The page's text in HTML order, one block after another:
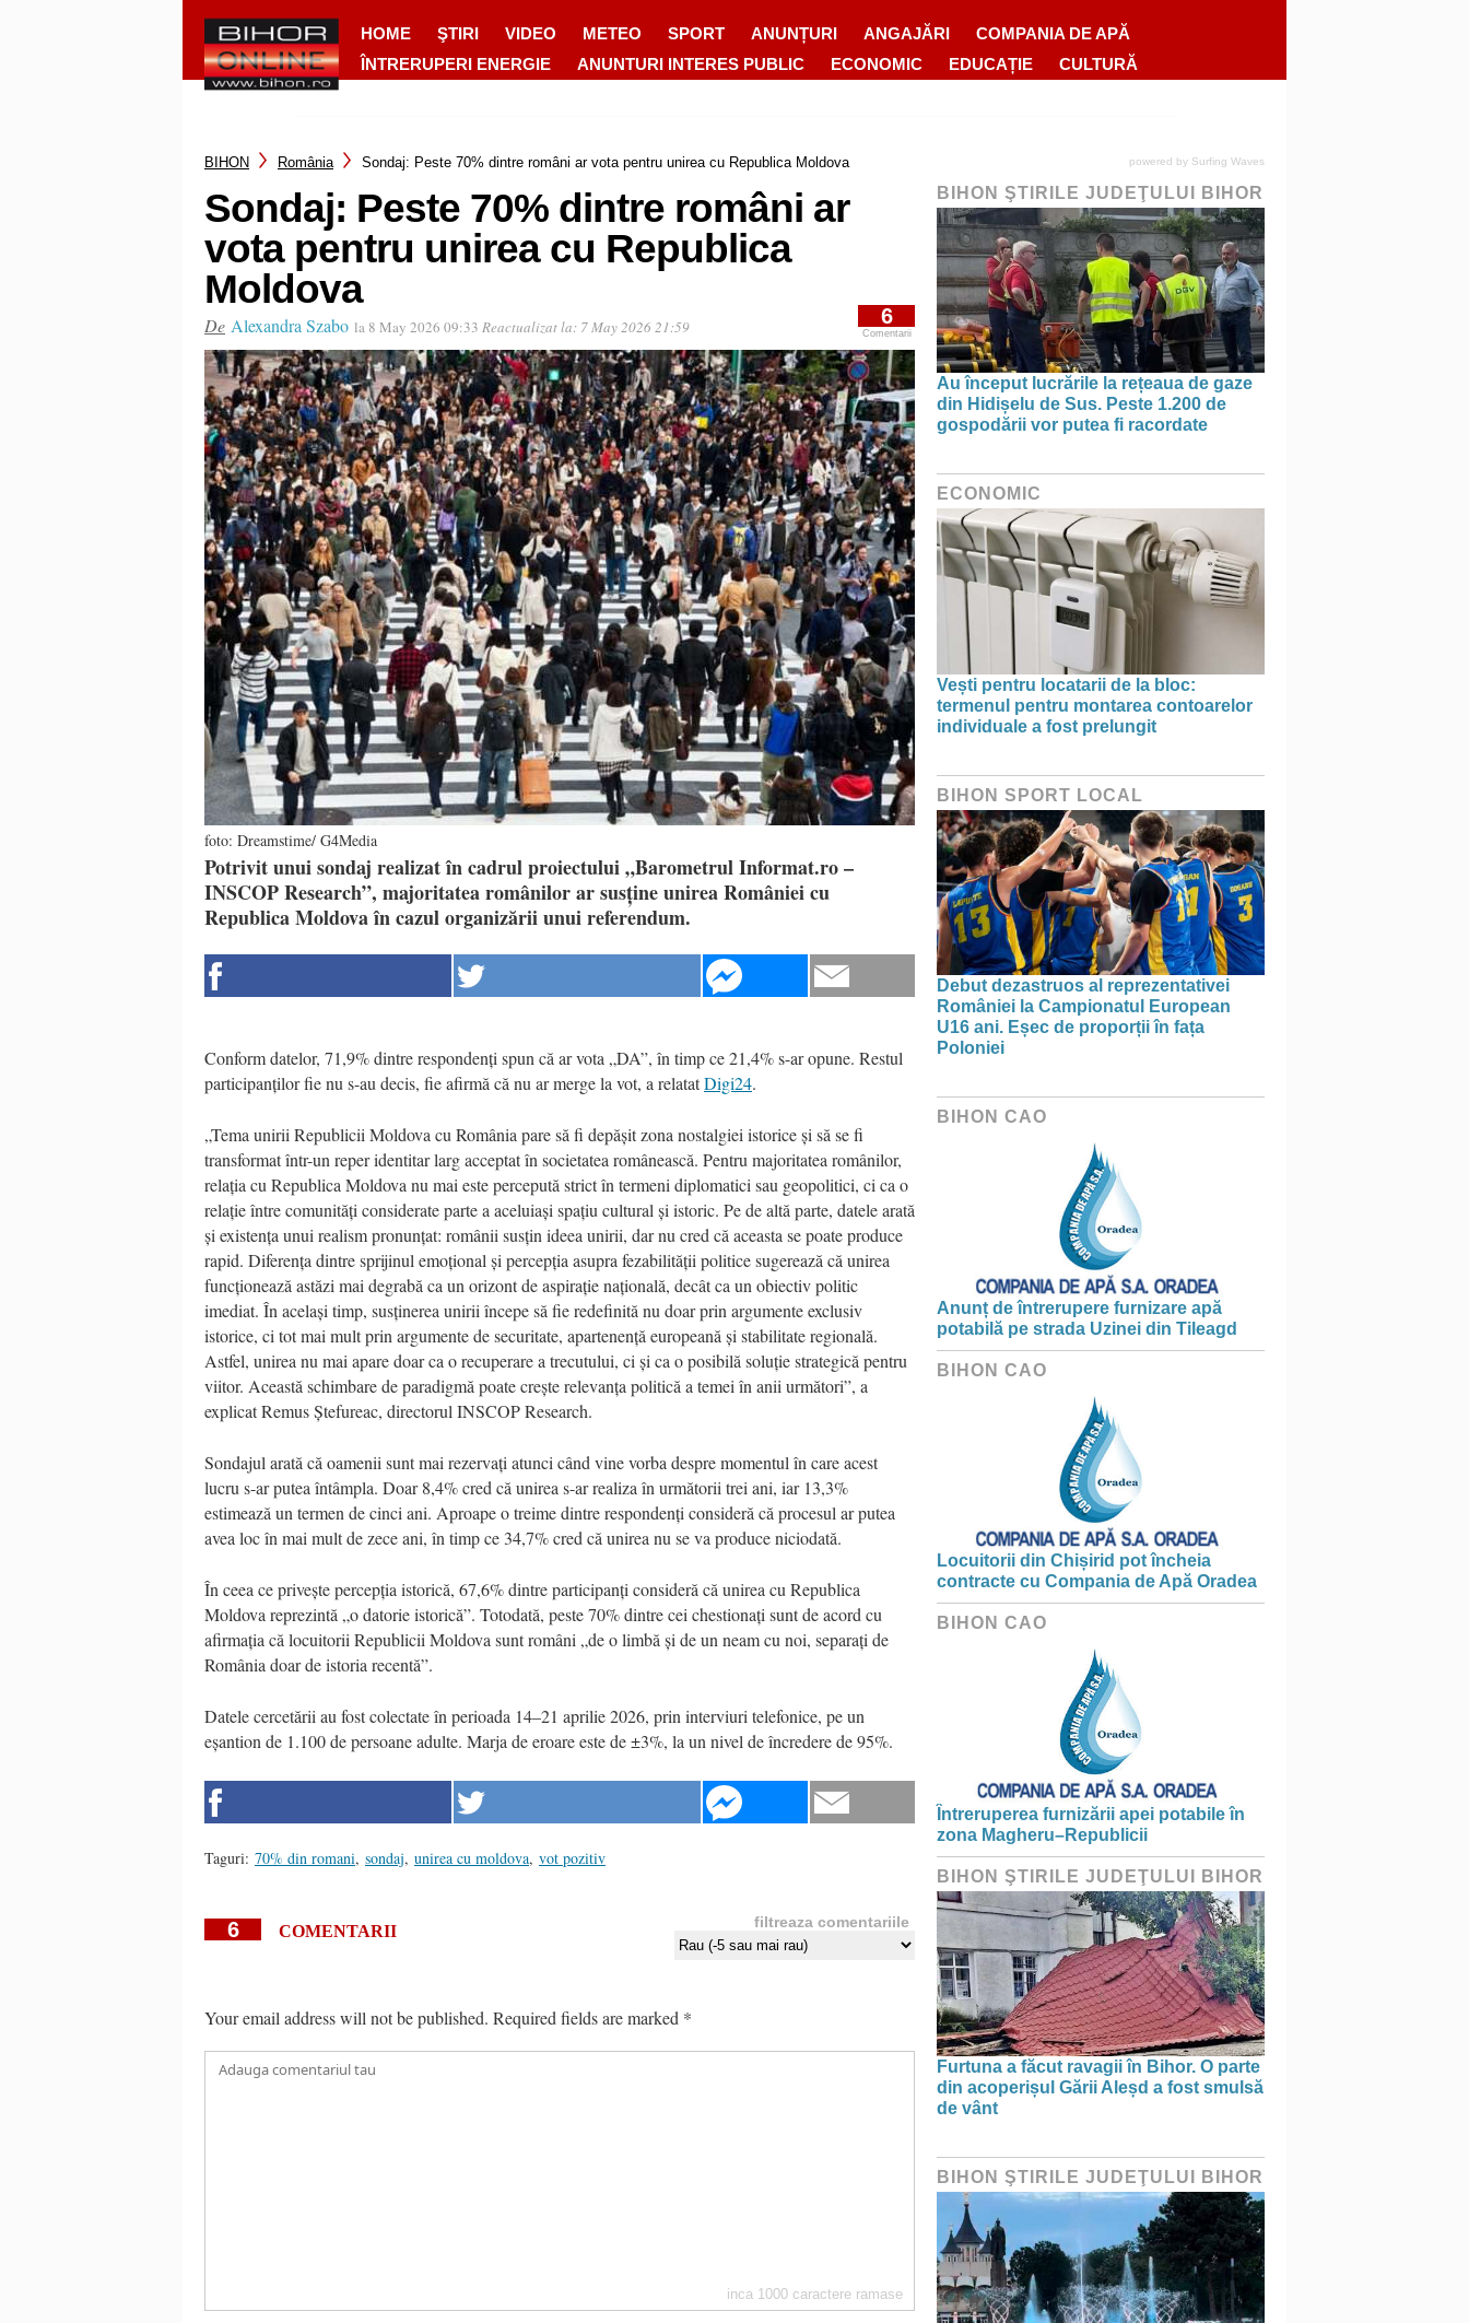
HOME ŞTIRI VIDEO METEO SPORT ANUNȚURI ANGAJĂRI
COMPANIA DE APĂ
ÎNTRERUPERI ENERGIE
ANUNTURI INTERES PUBLIC ECONOMIC EDUCAȚIE CULTURĂ
BIHON România Sondaj: Peste 70% dintre români ar vota pentru unirea cu Republica Moldova
Sondaj: Peste 70% dintre români ar
vota pentru unirea cu Republica
Moldova
De Alexandra Szabo la 8 May 2026 09:33 Reactualizat la: 7 May 2026 21:59 6
Comentarii
foto: Dreamstime/ G4Media
Potrivit unui sondaj realizat în cadrul proiectului „Barometrul Informat.ro –
INSCOP Research”, majoritatea românilor ar susține unirea României cu
Republica Moldova în cazul organizării unui referendum.
Conform datelor, 71,9% dintre respondenți spun că ar vota „DA”, în timp ce 21,4% s-ar opune. Restul
participanților fie nu s-au decis, fie afirmă că nu ar merge la vot, a relatatDigi24.
„Tema unirii Republicii Moldova cu România pare să fi depășit zona nostalgiei istorice și să se fi
transformat într-un reper identitar larg acceptat în societatea românească. Pentru majoritatea românilor,
relația cu Republica Moldova nu mai este percepută strict în termeni diplomatici sau geopolitici, ci ca o
relație între comunități considerate parte a aceluiași spațiu cultural și istoric. Pe de altă parte, datele arată
și existența unui realism pronunțat: românii susțin ideea unirii, dar nu cred că aceasta se poate produce
rapid. Diferența dintre sprijinul emoțional și percepția asupra fezabilității politice sugerează că unirea
funcționează astăzi mai degrabă ca un orizont de aspirație națională, decât ca un obiectiv politic
imediat. În același timp, susținerea unirii începe să fie redefinită nu doar prin argumente exclusiv
istorice, ci tot mai mult prin argumente de securitate, apartenență europeană și stabilitate regională.
Astfel, unirea nu mai apare doar ca o recuperare a trecutului, ci și ca o posibilă soluție strategică pentru
viitor. Această schimbare de paradigmă poate crește relevanța politică a temei în anii următori”, a
explicat Remus Ștefureac, directorul INSCOP Research.
Sondajul arată că oamenii sunt mai rezervați atunci când vine vorba despre momentul în care acest
lucru s-ar putea întâmpla. Doar 8,4% cred că unirea s-ar realiza în următorii trei ani, iar 13,3%
estimează un termen de cinci ani. Aproape o treime dintre respondenți consideră că procesul ar putea
avea loc în mai mult de zece ani, în timp ce 34,7% cred că unirea nu se va produce niciodată.
În ceea ce privește percepția istorică, 67,6% dintre participanți consideră că unirea cu Republica
Moldova reprezintă „o datorie istorică”. Totodată, peste 70% dintre cei chestionați sunt de acord cu
afirmația că locuitorii Republicii Moldova sunt români „de o limbă și de un neam cu noi, separați de
România doar de istoria recentă”.
Datele cercetării au fost colectate în perioada 14–21 aprilie 2026, prin interviuri telefonice, pe un
eșantion de 1.100 de persoane adulte. Marja de eroare este de ±3%, la un nivel de încredere de 95%.
Taguri: 70% din romani, sondaj, unirea cu moldova, vot pozitiv
6 COMENTARII filtreaza comentariile
Your email address will not be published. Required fields are marked *
inca 1000 caractere ramase
powered by Surfing Waves
BIHON ŞTIRILE JUDEŢULUI BIHOR
Au început lucrările la rețeaua de gaze
din Hidișelu de Sus. Peste 1.200 de
gospodării vor putea fi racordate
ECONOMIC
Vești pentru locatarii de la bloc:
termenul pentru montarea contoarelor
individuale a fost prelungit
BIHON SPORT LOCAL
Debut dezastruos al reprezentativei
României la Campionatul European
U16 ani. Eșec de proporții în fața
Poloniei
BIHON CAO
Anunț de întrerupere furnizare apă
potabilă pe strada Uzinei din Tileagd
BIHON CAO
Locuitorii din Chișirid pot încheia
contracte cu Compania de Apă Oradea
BIHON CAO
Întreruperea furnizării apei potabile în
zona Magheru–Republicii
BIHON ŞTIRILE JUDEŢULUI BIHOR
Furtuna a făcut ravagii în Bihor. O parte
din acoperișul Gării Aleșd a fost smulsă
de vânt
BIHON ŞTIRILE JUDEŢULUI BIHOR